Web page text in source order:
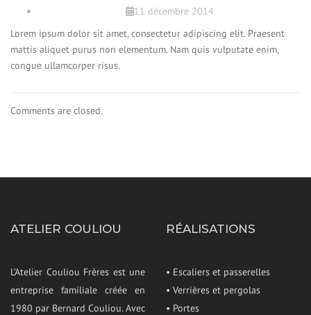
11 décembre 2014
Lorem ipsum dolor sit amet, consectetur adipiscing elit. Praesent
mattis aliquet purus non elementum. Nam quis vulputate enim,
congue ullamcorper risus.
Comments are closed.
ATELIER COULIOU
L’Atelier Couliou Frères est une
entreprise familiale créée en
1980 par Bernard Couliou. Avec
RÉALISATIONS
• Escaliers et passerelles
• Verrières et pergolas
• Portes